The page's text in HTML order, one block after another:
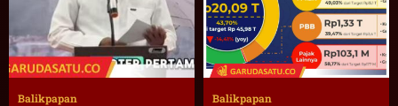
Balikpapan Balikpapan